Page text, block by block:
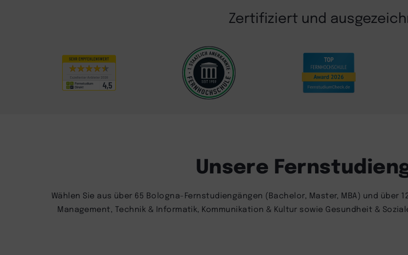
Zertifiziert und
Unsere
Wählen Sie aus über 65 Bologna-Fernstudiengängen (Bachelor, Master, MBA) und über
Management, Technik & Informatik, Kommunikation & Kultur sowie Gesundheit &